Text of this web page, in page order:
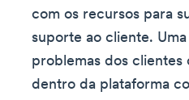
com os recursos para
suporte ao cliente.
problemas dos
dentro da plataforma